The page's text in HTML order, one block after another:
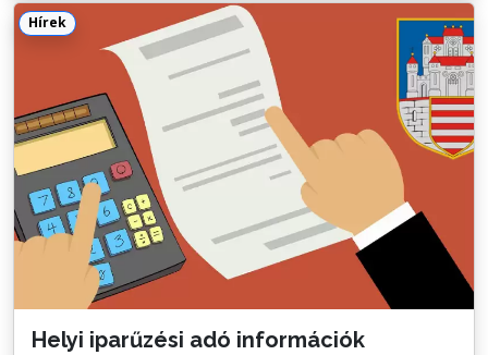
Hírek
Helyi iparűzési adó információk